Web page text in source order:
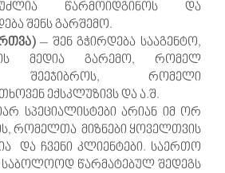
წარმოიდგინოს და
შენს გარშემო.
– შენ გჭირდება სააგენტო,
მედია გარემო, რომელ
შეეჯიბროს, რომელი
ექსკლუზივს და ა.შ.
სპეციალისტები არიან იმ ორ
რომელთა მიზნები ყოველთვის
და ჩვენი კლიენტები. საერთო
საბოლოოდ წარმატებულ შედეგს